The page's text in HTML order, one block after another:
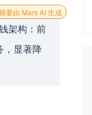
架构：前
，显著降
要由 Mars AI 生成